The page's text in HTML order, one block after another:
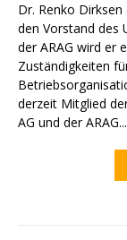
Dr. Renko
den Vorstand des
der ARAG wird er
Zuständigkeiten
Betriebsorganisation
derzeit Mitglied
AG und der ARAG...